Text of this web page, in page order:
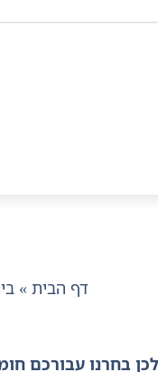
דף הבית »
בחרנו עבורכם